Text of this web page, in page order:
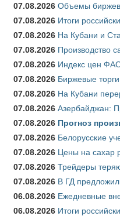
07.08.2026 Объемы
07.08.2026 Итоги
07.08.2026 На Кубани и
07.08.2026 Производство
07.08.2026 Индекс цен
07.08.2026 Биржевые
07.08.2026 На Кубани
07.08.2026 Азербайджан:
07.08.2026 Прогноз
07.08.2026 Белорусские
07.08.2026 Цены на сахар
07.08.2026 Трейдеры
07.08.2026 В ГД
06.08.2026 Ежедневные
06.08.2026 Итоги